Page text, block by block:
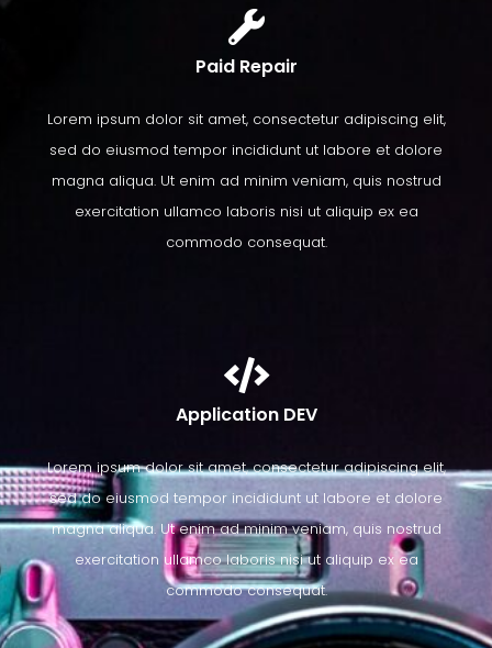
Paid Repair
Lorem ipsum dolor sit amet, consectetur adipiscing elit,
sed do eiusmod tempor incididunt ut labore et dolore
magna aliqua. Ut enim ad minim veniam, quis nostrud
exercitation ullamco laboris nisi ut aliquip ex ea
commodo consequat.
Application DEV
Lorem ipsum dolor sit amet, consectetur adipiscing elit,
sed do eiusmod tempor incididunt ut labore et dolore
magna aliqua. Ut enim ad minim veniam, quis nostrud
exercitation ullamco laboris nisi ut aliquip ex ea
commodo consequat.